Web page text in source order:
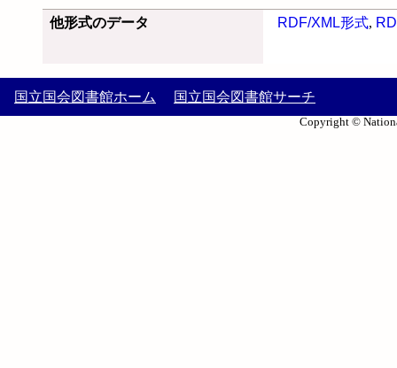
他形式のデータ RDF/XML形式,
国立国会図書館ホーム 国立国会図書館サーチ
Copyright ©